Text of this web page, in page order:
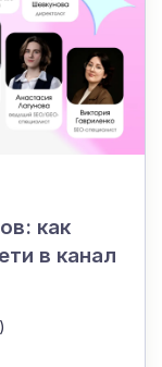
как
в канал